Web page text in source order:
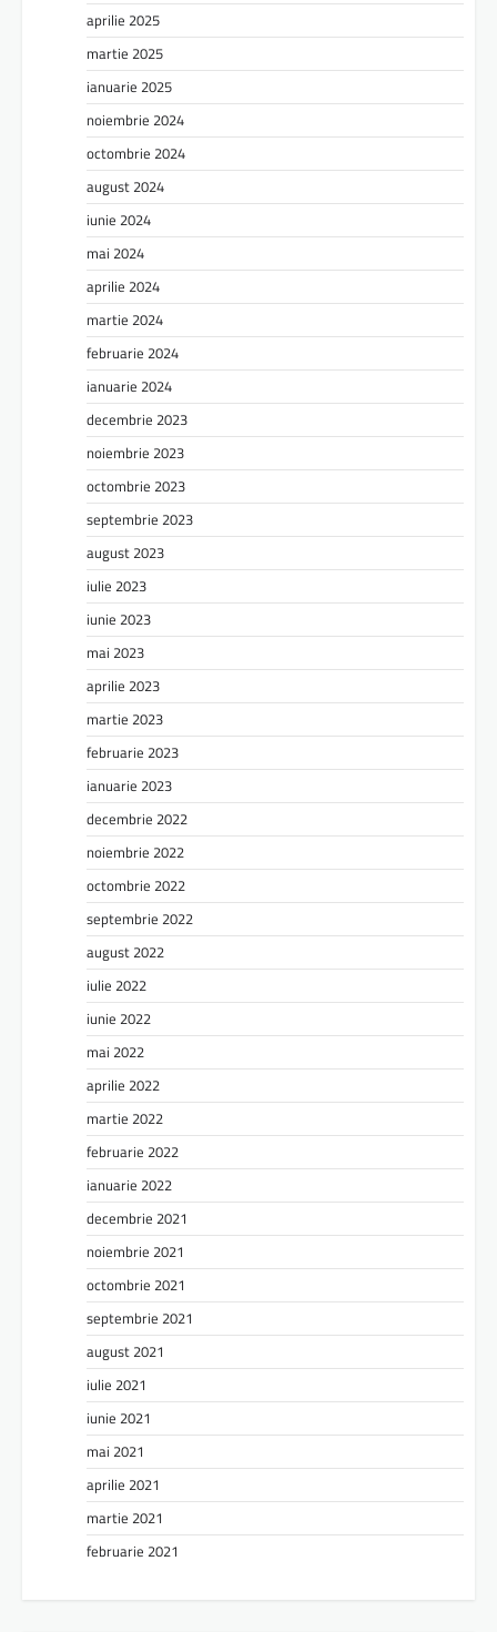
aprilie 2025
martie 2025
ianuarie 2025
noiembrie 2024
octombrie 2024
august 2024
iunie 2024
mai 2024
aprilie 2024
martie 2024
februarie 2024
ianuarie 2024
decembrie 2023
noiembrie 2023
octombrie 2023
septembrie 2023
august 2023
iulie 2023
iunie 2023
mai 2023
aprilie 2023
martie 2023
februarie 2023
ianuarie 2023
decembrie 2022
noiembrie 2022
octombrie 2022
septembrie 2022
august 2022
iulie 2022
iunie 2022
mai 2022
aprilie 2022
martie 2022
februarie 2022
ianuarie 2022
decembrie 2021
noiembrie 2021
octombrie 2021
septembrie 2021
august 2021
iulie 2021
iunie 2021
mai 2021
aprilie 2021
martie 2021
februarie 2021